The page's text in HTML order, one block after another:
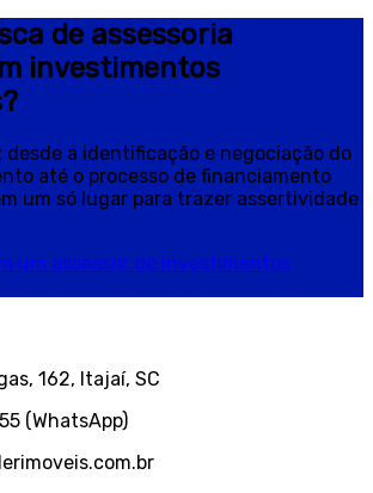
de assessoria
investimentos
desde a identificação e negociação do
até o processo de financiamento
um só lugar para trazer assertividade
um assessor de investimentos
162, Itajaí, SC
(WhatsApp)